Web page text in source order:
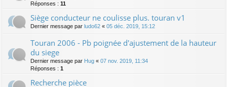
Réponses : 11
Siège conducteur ne coulisse plus. touran v1
Dernier message par ludo62 « 05 déc. 2019, 15:12
Touran 2006 - Pb poignée d'ajustement de la hauteur
du siege
Dernier message par Hug « 07 nov. 2019, 11:34
Réponses : 1
Recherche pièce